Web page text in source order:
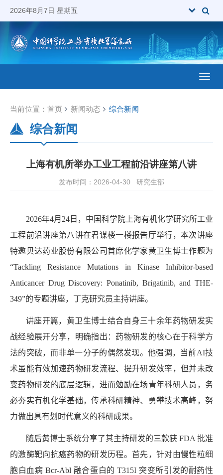
2026年8月7日 星期五
当前位置： 首页 新闻动态 综合新闻
综合新闻
上海有机所举办工业工程前沿讲座第八讲
发布时间：2026-04-30 研究生部
2026年4月 24 日，中国科学院上海有机化学研究所工业
工程前沿讲座第八讲在君谋楼一楼报告厅举行，本次讲座
特邀贝达药业股份有限公司首席化学家黄卫生博士作题为
“Tackling Resistance Mutations in Kinase Inhibitor-based
Anticancer Drug Discovery: Ponatinib, Brigatinib, and THE-
349”的专题讲座， 丁克研究员主持讲座。
讲座开篇，黄卫生博士结合自身三十余年药物研发实
战经验展开分享，明确指出：药物研发的核心在于科学方
法的突破，而非单一分子的偶然发现。他强调，当前AI技
术虽能有效加速药物研发流程、提升研发效率，但并未改
变药物研发的底层逻辑，进而勉励在场青年科研人员，务
必夯实有机化学基础，传承科研精神、勇攀技术高峰，努
力做出具有划时代意义的科研成果。
随后黄博士系统分享了其主持研发的三款获 FDA 批准
的激酶靶向抗癌药物的研发历程。首先，针对由慢性粒细
胞白血病Bcr-Abl 融合蛋白的T315I 突变所引发的耐药性